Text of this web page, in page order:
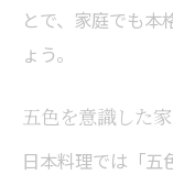
とで、家庭でも本
ょう。
五色を意識した
日本料理では「五